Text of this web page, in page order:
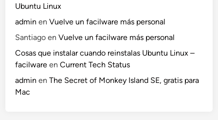
Ubuntu Linux
admin enVuelve un facilware más personal
Santiago enVuelve un facilware más personal
Cosas que instalar cuando reinstalas Ubuntu Linux –
facilware enCurrent Tech Status
admin enThe Secret of Monkey Island SE, gratis para
Mac